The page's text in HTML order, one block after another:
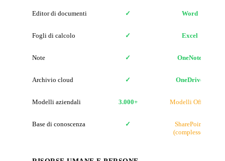
Editor di documenti ✓ Word
Fogli di calcolo ✓ Excel
Note ✓ OneNote
Archivio cloud ✓ OneDrive
Modelli aziendali 3.000+ Modelli Office
Base di conoscenza ✓
SharePoint
(complesso)